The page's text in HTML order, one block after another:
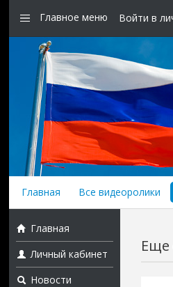
Главное меню Войти в
Главная Все видеоролики
Главная
Личный кабинет
Новости
Еще